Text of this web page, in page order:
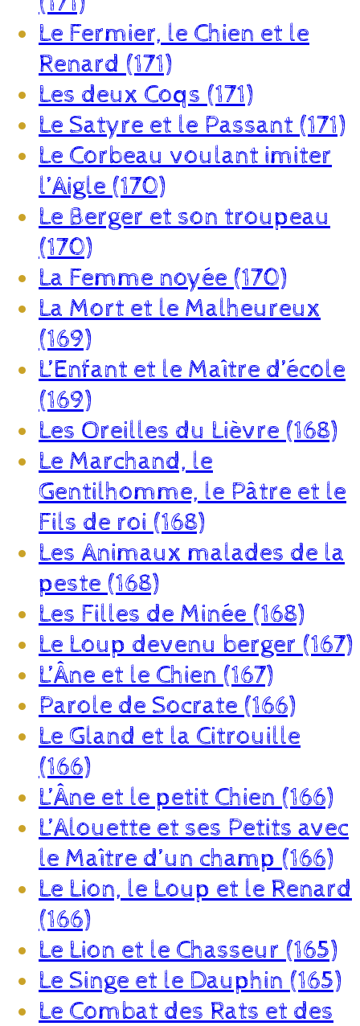
Le Fermier, le Chien et le
Renard (171)
Les deux Coqs (171)
Le Satyre et le Passant (171)
Le Corbeau voulant imiter
l’Aigle (170)
Le Berger et son troupeau
(170)
La Femme noyée (170)
La Mort et le Malheureux
(169)
L’Enfant et le Maître d’école
(169)
Les Oreilles du Lièvre (168)
Le Marchand, le
Gentilhomme, le Pâtre et le
Fils de roi (168)
Les Animaux malades de la
peste (168)
Les Filles de Minée (168)
Le Loup devenu berger (167)
L’Âne et le Chien (167)
Parole de Socrate (166)
Le Gland et la Citrouille
(166)
L’Âne et le petit Chien (166)
L’Alouette et ses Petits avec
le Maître d’un champ (166)
Le Lion, le Loup et le Renard
(166)
Le Lion et le Chasseur (165)
Le Singe et le Dauphin (165)
Le Combat des Rats et des